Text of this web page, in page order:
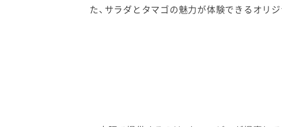
た、サラダとタマゴの魅力が体験できるオリ